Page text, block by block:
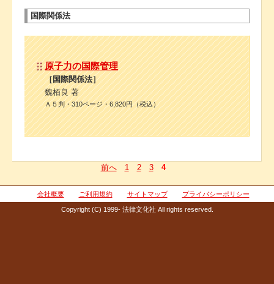
国際関係法
原子力の国際管理
［国際関係法］
魏栢良 著
Ａ５判・310ページ・6,820円（税込）
前へ 1 2 3 4
会社概要 ご利用規約 サイトマップ プライバシーポリシー
Copyright (C) 1999- 法律文化社 All rights reserved.